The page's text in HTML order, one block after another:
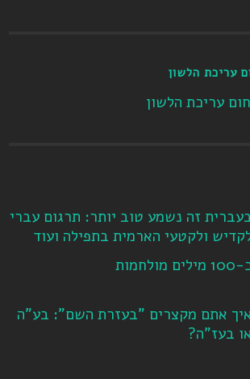
עריכת הלשון
עריכת הלשון
זה נשמע טוב יותר: תרגום עברי
ולקטעי הארמית בתפילה ועוד
מולחמות
אתם מקצרים "בעזרת השם": בע"ה
בעז"ה?